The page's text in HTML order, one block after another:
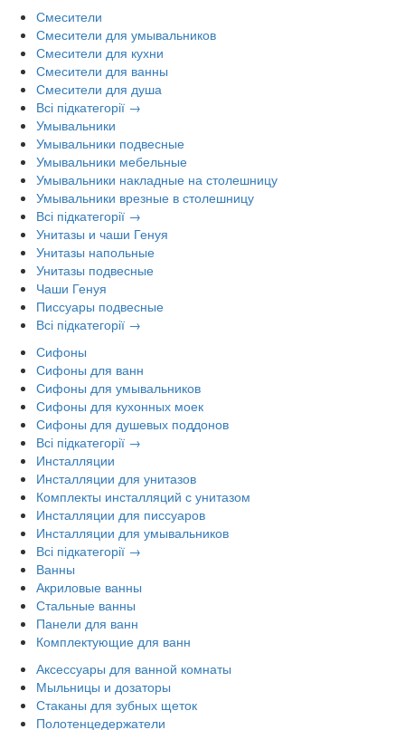
Смесители
Смесители для умывальников
Смесители для кухни
Смесители для ванны
Смесители для душа
Всі підкатегорії →
Умывальники
Умывальники подвесные
Умывальники мебельные
Умывальники накладные на столешницу
Умывальники врезные в столешницу
Всі підкатегорії →
Унитазы и чаши Генуя
Унитазы напольные
Унитазы подвесные
Чаши Генуя
Писсуары подвесные
Всі підкатегорії →
Сифоны
Сифоны для ванн
Сифоны для умывальников
Сифоны для кухонных моек
Сифоны для душевых поддонов
Всі підкатегорії →
Инсталляции
Инсталляции для унитазов
Комплекты инсталляций с унитазом
Инсталляции для писсуаров
Инсталляции для умывальников
Всі підкатегорії →
Ванны
Акриловые ванны
Стальные ванны
Панели для ванн
Комплектующие для ванн
Аксессуары для ванной комнаты
Мыльницы и дозаторы
Стаканы для зубных щеток
Полотенцедержатели